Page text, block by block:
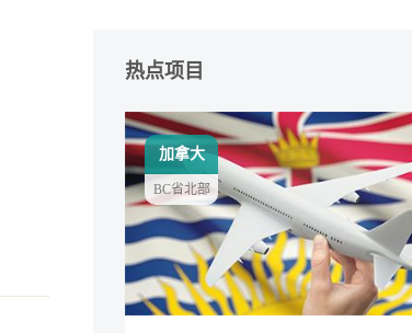
热点项目
加拿大
BC省北部